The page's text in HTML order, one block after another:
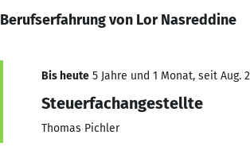
Berufserfahrung von Lor Nasreddine
Bis heute 5 Jahre und 1 Monat, seit Aug.
Steuerfachangestellte
Thomas Pichler